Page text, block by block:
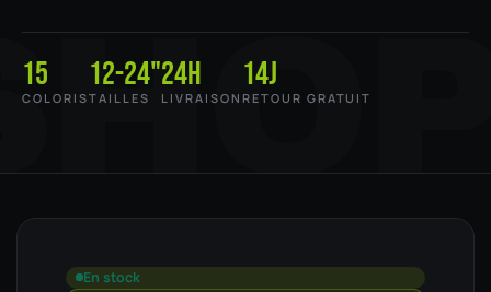
15
COLORIS
12-24"
TAILLES
24h
LIVRAISON
14j
RETOUR GRATUIT
En stock